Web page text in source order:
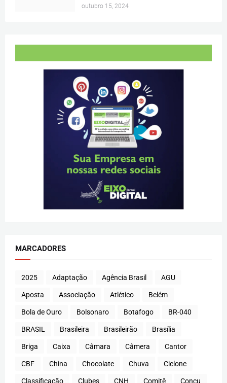
outubro 15, 2024
MARCADORES
2025 Adaptação Agência Brasil AGU
Aposta Associação Atlético Belém
Bola de Ouro Bolsonaro Botafogo BR-040
BRASIL Brasileira Brasileirão Brasília
Briga Caixa Câmara Câmera Cantor
CBF China Chocolate Chuva Ciclone
Classificação Clubes CNH Comitê Concu